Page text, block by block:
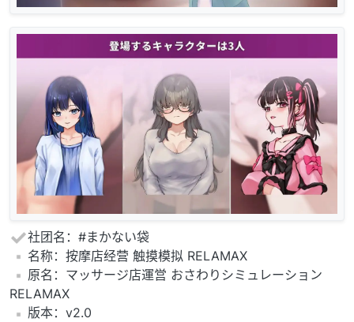
社团名：#まかない袋
️名称：按摩店经营 触摸模拟 RELAMAX
️原名：マッサージ店運営 おさわりシミュレーション
RELAMAX
️版本：v2.0